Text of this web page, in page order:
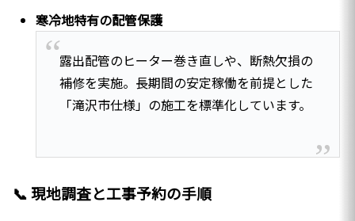
寒冷地特有の配管保護
露出配管のヒーター巻き直しや、断熱欠損の
補修を実施。長期間の安定稼働を前提とした
「滝沢市仕様」の施工を標準化しています。
📞 現地調査と工事予約の手順